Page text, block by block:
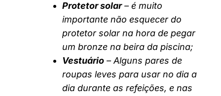
Protetor solar– é muito
importante não esquecer do
protetor solar na hora de pegar
um bronze na beira da piscina;
Vestuário – Alguns pares de
roupas leves para usar no dia a
dia durante as refeições, e nas